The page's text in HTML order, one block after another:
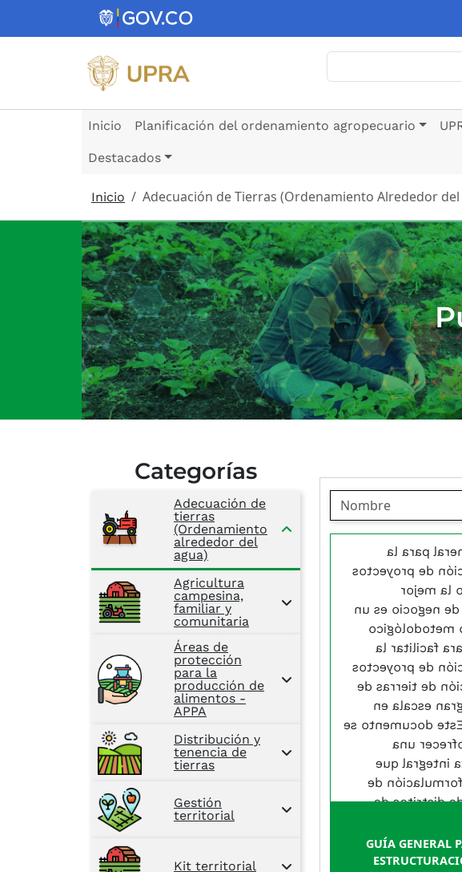
Pasar al contenido principal
Inicio Planificación del ordenamiento agropecuario
Destacados
Inicio Adecuación de Tierras (Ordenamiento Alrededor del
Categorías
Adecuación de
tierras
(Ordenamiento
alrededor del
agua)
Agricultura
campesina,
familiar y
comunitaria
Áreas de
protección
para la
producción de
alimentos -
APPA
Distribución y
tenencia de
tierras
Gestión
territorial
Kit territorial
La Guía
estructuración
de ADT
alternativa de
documento
diseñado
estructuración
de adecuación
mediana y
Colombia. Este
enfoca en
herramienta
permita la
proyectos de
de
garantizando
GUÍA GENERAL